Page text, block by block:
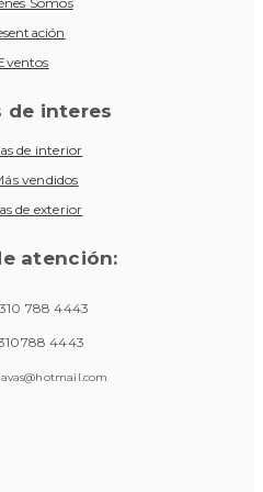
de interes
de interior
vendidos
de exterior
atención:
788 4443
4443